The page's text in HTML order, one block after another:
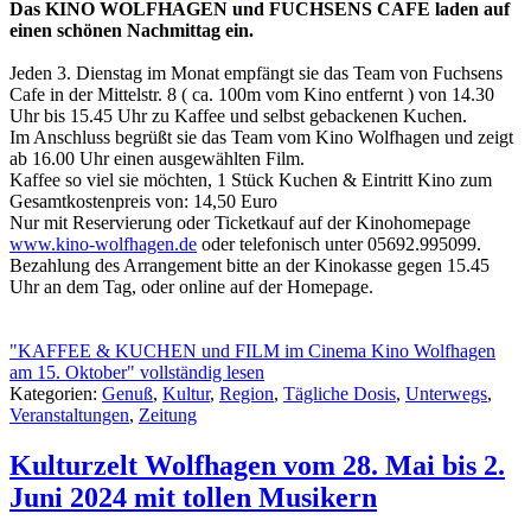
Das KINO WOLFHAGEN und FUCHSENS CAFE laden auf
einen schönen Nachmittag ein.
Jeden 3. Dienstag im Monat empfängt sie das Team von Fuchsens
Cafe in der Mittelstr. 8 ( ca. 100m vom Kino entfernt ) von 14.30
Uhr bis 15.45 Uhr zu Kaffee und selbst gebackenen Kuchen.
Im Anschluss begrüßt sie das Team vom Kino Wolfhagen und zeigt
ab 16.00 Uhr einen ausgewählten Film.
Kaffee so viel sie möchten, 1 Stück Kuchen & Eintritt Kino zum
Gesamtkostenpreis von: 14,50 Euro
Nur mit Reservierung oder Ticketkauf auf der Kinohomepage
www.kino-wolfhagen.de oder telefonisch unter 05692.995099.
Bezahlung des Arrangement bitte an der Kinokasse gegen 15.45
Uhr an dem Tag, oder online auf der Homepage.
"KAFFEE & KUCHEN und FILM im Cinema Kino Wolfhagen
am 15. Oktober" vollständig lesen
Kategorien: Genuß, Kultur, Region, Tägliche Dosis, Unterwegs,
Veranstaltungen, Zeitung
Kulturzelt Wolfhagen vom 28. Mai bis 2.
Juni 2024 mit tollen Musikern